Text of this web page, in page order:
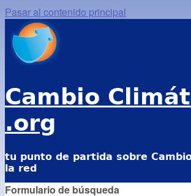
Pasar al contenido principal
Cambio
.org
tu punto de partida sobre
la red
Formulario de búsqueda